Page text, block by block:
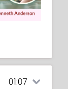
01:07